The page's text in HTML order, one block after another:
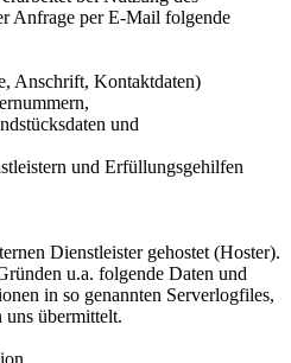
Anfrage per E-Mail folgende
Anschrift, Kontaktdaten)
und
und Erfüllungsgehilfen
Dienstleister gehostet (Hoster).
u.a. folgende Daten und
in so genannten Serverlogfiles,
uns übermittelt.